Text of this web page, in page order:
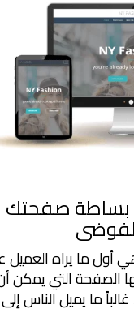
صفحتك
أول ما يراه العميل
الصفحة التي يمكن
ما يميل الناس